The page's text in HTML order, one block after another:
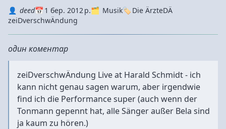
Autordeed
Datum 1 бер. 2012 р.
Kategorie Musik Tags
Die ÄrzteDÄ
zeiDverschwÄndung
один коментар
zeiDverschwÄndung Live at Harald Schmidt- ich
kann nicht genau sagen warum, aber irgendwie
find ich die Performance super (auch wenn der
Tonmann gepennt hat, alle Sänger außer Bela sind
ja kaum zu hören.)